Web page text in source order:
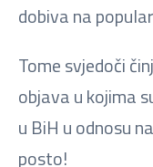
dobiva na
Tome svjedoči
objava u kojima
u BiH u odnosu
posto!